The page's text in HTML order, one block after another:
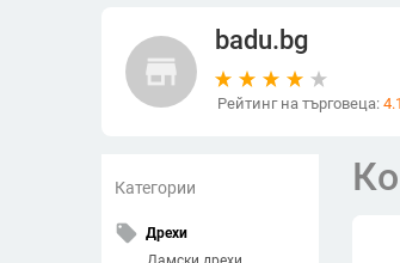
store
badu.bg
Рейтинг на търговеца:
Категории
local_offer Дрехи